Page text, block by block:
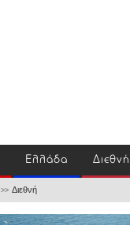
Ελλάδα Διεθνή
>> Διεθνή